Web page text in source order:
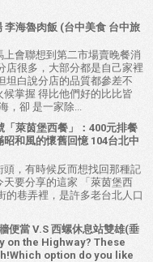
海魯肉飯 (台中美食 台中旅
會聯想到第二市場賣晚餐消
店很多，大部分都是自己家裡
坦白說分店的品質都參差不
掌握 得比他們好的比比皆
，卻 是一家除...
萊茵堡西餐」：400元排餐
和風的懷舊回憶 104台北中
，有時候反而想找回那種記
要分享的這家 「萊茵堡西
的巷弄裡，是許多老台北人口
便當 V.S 西螺休息站雙雄(垂
on the Highway? These
option do you like